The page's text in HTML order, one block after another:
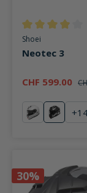
Shoei
Neotec 3
CHF 599.00
weiß(Diese
+
30%